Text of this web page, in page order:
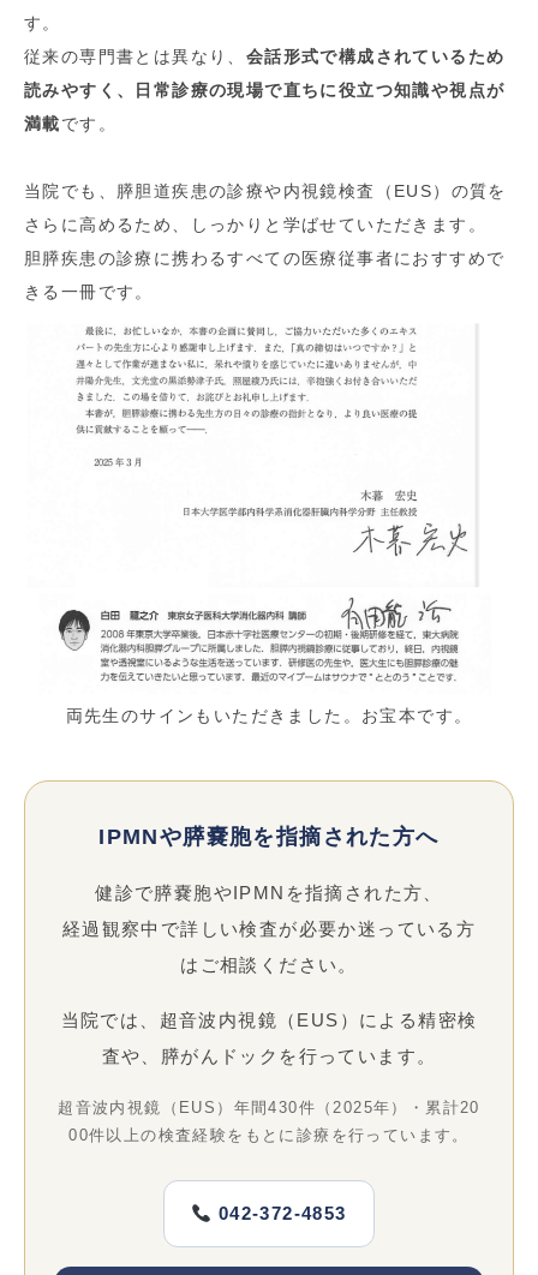
す。
従来の専門書とは異なり、 会話形式で構成されているため
読みやすく、日常診療の現場で直ちに役立つ知識や視点が
満載です。
当院でも、膵胆道疾患の診療や内視鏡検査（EUS）の質を
さらに高めるため、しっかりと学ばせていただきます。
胆膵疾患の診療に携わるすべての医療従事者におすすめで
きる一冊です。
両先生のサインもいただきました。お宝本です。
IPMNや膵嚢胞を指摘された方へ
健診で膵嚢胞やIPMNを指摘された方、
経過観察中で詳しい検査が必要か迷っている方
はご相談ください。
当院では、超音波内視鏡（EUS）による精密検
査や、膵がんドックを行っています。
超音波内視鏡（EUS）年間430件（2025年）・累計20
00件以上の検査経験をもとに診療を行っています。
042-372-4853